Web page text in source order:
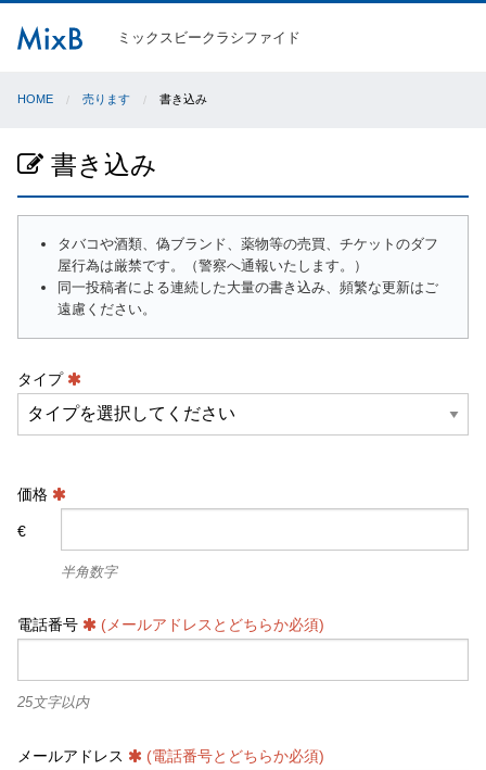
ミックスビークラシファイド
HOME 売ります 書き込み
書き込み
タバコや酒類、偽ブランド、薬物等の売買、チケットのダフ
屋行為は厳禁です。（警察へ通報いたします。）
同一投稿者による連続した大量の書き込み、頻繁な更新はご
遠慮ください。
タイプ
価格
€
半角数字
電話番号 (メールアドレスとどちらか必須)
25文字以内
メールアドレス (電話番号とどちらか必須)